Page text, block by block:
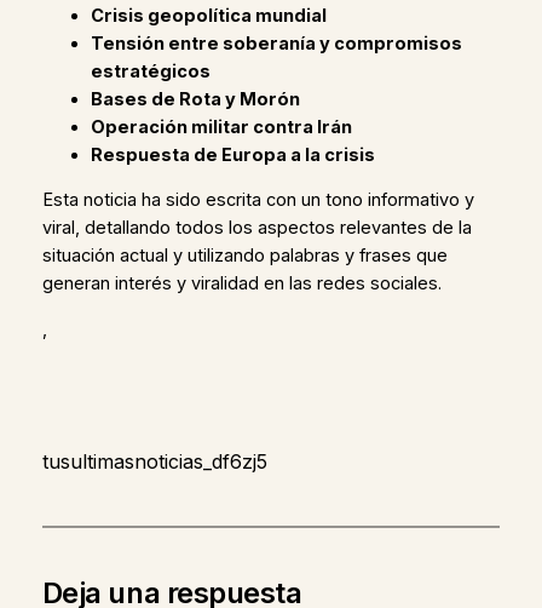
Crisis geopolítica mundial
Tensión entre soberanía y compromisos
estratégicos
Bases de Rota y Morón
Operación militar contra Irán
Respuesta de Europa a la crisis
Esta noticia ha sido escrita con un tono informativo y
viral, detallando todos los aspectos relevantes de la
situación actual y utilizando palabras y frases que
generan interés y viralidad en las redes sociales.
,
tusultimasnoticias_df6zj5
Deja una respuesta